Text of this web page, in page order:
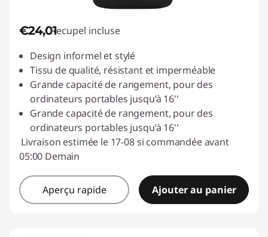
€24,01Recupel incluse
Design informel et stylé
Tissu de qualité, résistant et imperméable
Grande capacité de rangement, pour des
ordinateurs portables jusqu’à 16''
Grande capacité de rangement, pour des
ordinateurs portables jusqu’à 16''
Livraison estimée le 17-08 si commandée avant
05:00 Demain
Aperçu rapide Ajouter au panier